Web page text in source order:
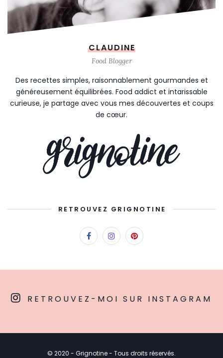
CLAUDINE
Food Blogger
Des recettes simples, raisonnablement gourmandes et
généreusement équilibrées. Food addict et intarissable
curieuse, je partage avec vous mes découvertes et coups
de cœur.
RETROUVEZ GRIGNOTINE
RETROUVEZ-MOI SUR INSTAGRAM
© 2020 - Grignotine - Tous droits réservés.